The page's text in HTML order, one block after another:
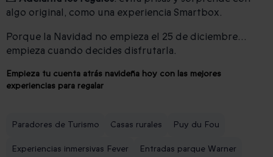
algo original, como una experiencia Smartbox.
Porque la Navidad no empieza el 25 de diciembre…
empieza cuando decides disfrutarla.
Empieza tu cuenta atrás navideña hoy con las mejores
experiencias para regalar
Paradores de Turismo Casas rurales Puy du Fou
Experiencias inmersivas Fever Entradas parque Warner